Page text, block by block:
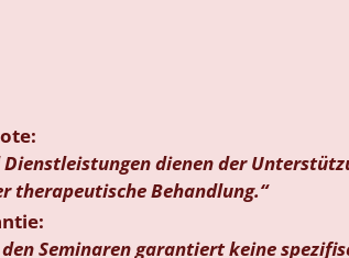
Dienstleistungen dienen der
therapeutische Behandlung.“
Seminaren garantiert keine